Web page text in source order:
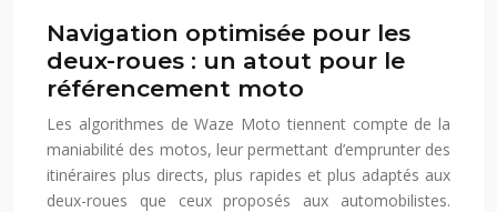
Navigation optimisée pour les
deux-roues : un atout pour le
référencement moto
Les algorithmes de Waze Moto tiennent compte de la
maniabilité des motos, leur permettant d’emprunter des
itinéraires plus directs, plus rapides et plus adaptés aux
deux-roues que ceux proposés aux automobilistes.